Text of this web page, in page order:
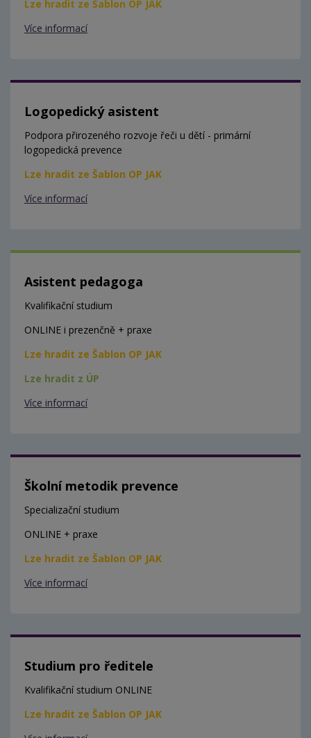
Lze hradit ze Šablon OP JAK
Více informací
Logopedický asistent
Podpora přirozeného rozvoje řeči u dětí - primární
logopedická prevence
Lze hradit ze Šablon OP JAK
Více informací
Asistent pedagoga
Kvalifikační studium
ONLINE i prezenčně + praxe
Lze hradit ze Šablon OP JAK
Lze hradit z ÚP
Více informací
Školní metodik prevence
Specializační studium
ONLINE + praxe
Lze hradit ze Šablon OP JAK
Více informací
Studium pro ředitele
Kvalifikační studium ONLINE
Lze hradit ze Šablon OP JAK